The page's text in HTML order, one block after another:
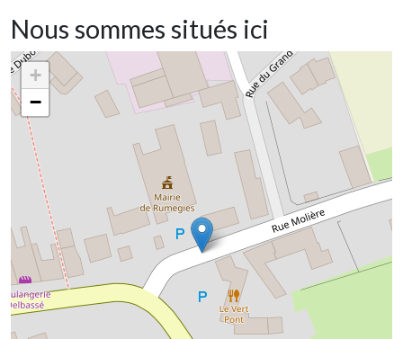
Nous sommes situés ici
+
−